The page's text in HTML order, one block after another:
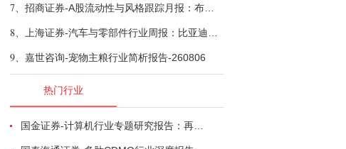
7、
8、
9、 嘉世咨询-宠物主粮行业简析报告-260806
热门行业